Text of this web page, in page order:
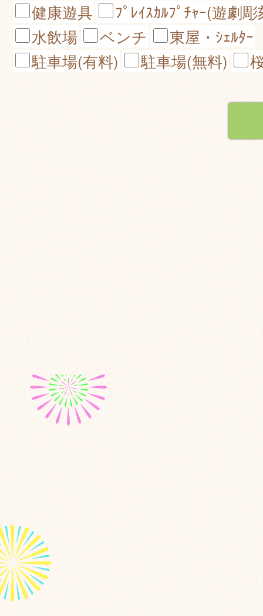
健康遊具
ﾌﾟﾚｲｽｶﾙﾌﾟﾁｬｰ(遊劇
水飲場
ベンチ
東屋・ｼｪﾙﾀｰ
駐車場(有料)
駐車場(無料)